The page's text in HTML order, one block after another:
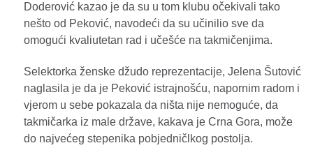
Doderović kazao je da su u tom klubu očekivali tako
nešto od Peković, navodeći da su učinilio sve da
omogući kvaliutetan rad i učešće na takmičenjima.
Selektorka ženske džudo reprezentacije, Jelena Šutović
naglasila je da je Peković istrajnošću, napornim radom i
vjerom u sebe pokazala da ništa nije nemoguće, da
takmičarka iz male države, kakava je Crna Gora, može
do najvećeg stepenika pobjedničlkog postolja.